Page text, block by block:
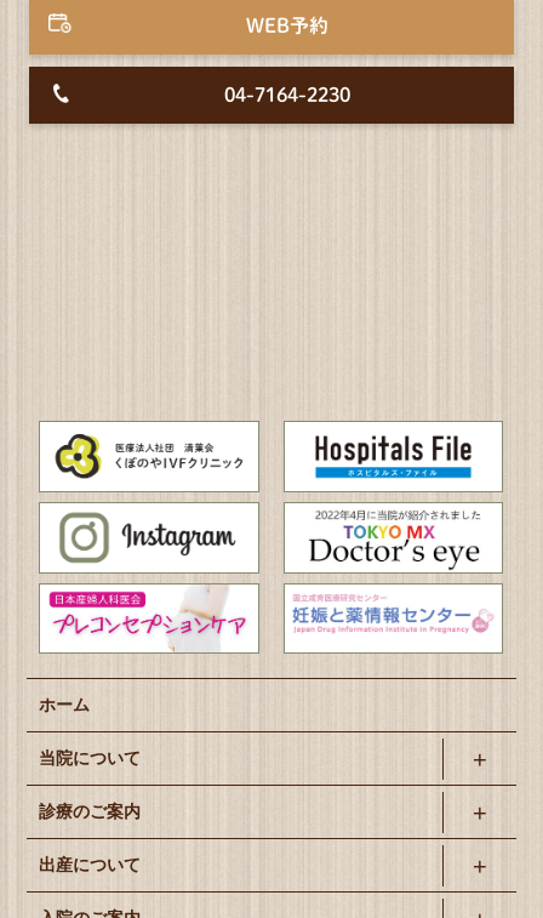
WEB予約
04-7164-2230
ホーム
当院について
診療のご案内
出産について